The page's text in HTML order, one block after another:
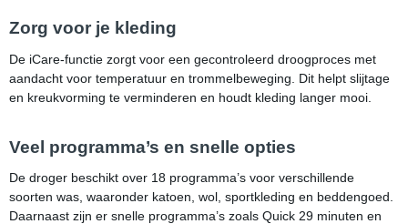
Zorg voor je kleding
De iCare-functie zorgt voor een gecontroleerd droogproces met
aandacht voor temperatuur en trommelbeweging. Dit helpt slijtage
en kreukvorming te verminderen en houdt kleding langer mooi.
Veel programma’s en snelle opties
De droger beschikt over 18 programma’s voor verschillende
soorten was, waaronder katoen, wol, sportkleding en beddengoed.
Daarnaast zijn er snelle programma’s zoals Quick 29 minuten en